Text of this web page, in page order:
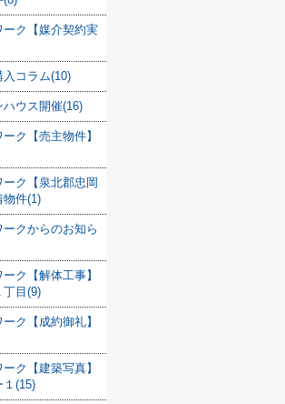
ーク【媒介契約実
入コラム(10)
ハウス開催(16)
ク【売主物件】
ーク【泉北郡忠岡
物件(1)
ークからのお知ら
ク【解体工事】
丁目(9)
ク【成約御礼】
ク【建築写真】
１(15)